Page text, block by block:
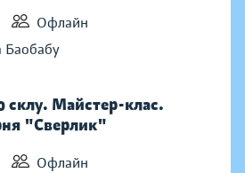
Офлайн
склу. Майстер-клас.
"Сверлик"
Офлайн